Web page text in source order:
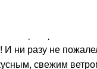
Натальей и Димой
в сером российском
ни разу не
свежим